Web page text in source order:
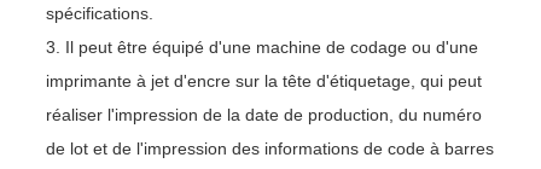
spécifications.
3. Il peut être équipé d'une machine de codage ou d'une
imprimante à jet d'encre sur la tête d'étiquetage, qui peut
réaliser l'impression de la date de production, du numéro
de lot et de l'impression des informations de code à barres